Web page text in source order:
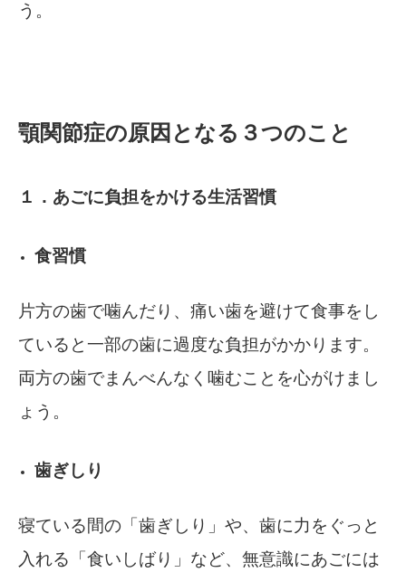
う。
顎関節症の原因となる３つのこと
１．あごに負担をかける生活習慣
食習慣
片方の歯で噛んだり、痛い歯を避けて食事をし
ていると一部の歯に過度な負担がかかります。
両方の歯でまんべんなく噛むことを心がけまし
ょう。
歯ぎしり
寝ている間の「歯ぎしり」や、歯に力をぐっと
入れる「食いしばり」など、無意識にあごには